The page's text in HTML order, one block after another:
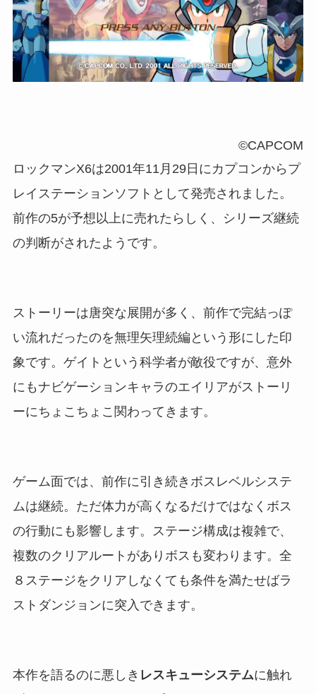
©CAPCOM
ロックマンX6は2001年11月29日にカプコンからプ
レイステーションソフトとして発売されました。
前作の5が予想以上に売れたらしく、シリーズ継続
の判断がされたようです。
ストーリーは唐突な展開が多く、前作で完結っぽ
い流れだったのを無理矢理続編という形にした印
象です。ゲイトという科学者が敵役ですが、意外
にもナビゲーションキャラのエイリアがストーリ
ーにちょこちょこ関わってきます。
ゲーム面では、前作に引き続きボスレベルシステ
ムは継続。ただ体力が高くなるだけではなくボス
の行動にも影響します。ステージ構成は複雑で、
複数のクリアルートがありボスも変わります。全
８ステージをクリアしなくても条件を満たせばラ
ストダンジョンに突入できます。
本作を語るのに悪しき レスキューシステムに触れ